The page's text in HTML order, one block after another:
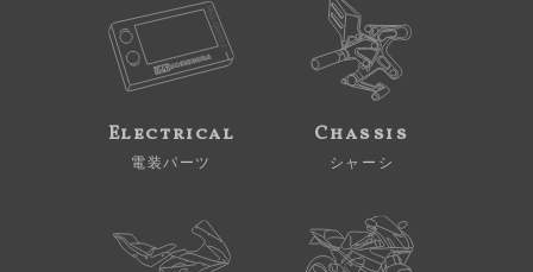
Electrical
電装パーツ
Chassis
シャーシ